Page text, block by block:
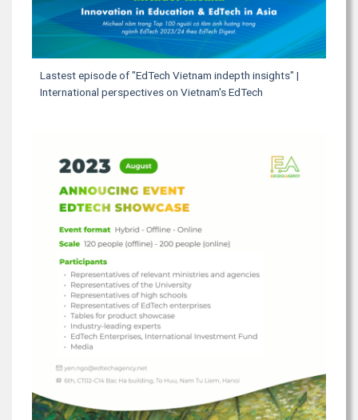
Lastest episode of "EdTech Vietnam indepth insights" |
International perspectives on Vietnam's EdTech